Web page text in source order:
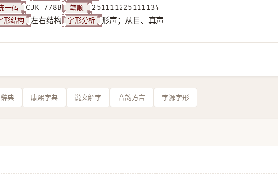
一码 CJK 778B 笔顺 251111225111134
形结构 左右结构 字形分析 形声；从目、真声
典 康熙字典 说文解字 音韵方言 字源字形